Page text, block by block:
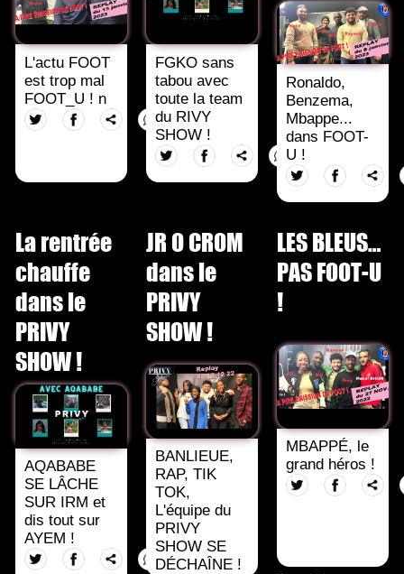
L'actu FOOT
est trop mal
FOOT_U ! n
FGKO sans
tabou avec
toute la team
du RIVY
SHOW !
Ronaldo,
Benzema,
Mbappe...
dans FOOT-
U !
La rentrée
chauffe
dans le
PRIVY
SHOW !
AQABABE
SE LÂCHE
SUR IRM et
dis tout sur
AYEM !
JR O CROM
dans le
PRIVY
SHOW !
BANLIEUE,
RAP, TIK
TOK,
L'équipe du
PRIVY
SHOW SE
DÉCHAÎNE !
LES BLEUS…
PAS FOOT-U
!
MBAPPÉ, le
grand héros !